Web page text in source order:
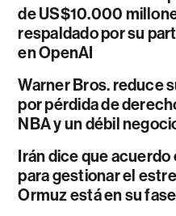
de US$10.000
respaldado por su
en OpenAI
Warner Bros. reduce
por pérdida de
NBA y un débil
Irán dice que acuerdo
para gestionar el
Ormuz está en su